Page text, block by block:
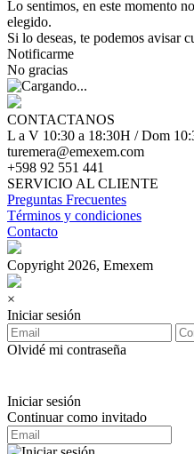
Lo sentimos, en este momento
elegido.
Si lo deseas, te podemos avisar
Notificarme
No gracias
CONTACTANOS
L a V 10:30 a 18:30H / Dom
turemera@emexem.com
+598 92 551 441
SERVICIO AL CLIENTE
Preguntas Frecuentes
Términos y condiciones
Contacto
Copyright 2026, Emexem
×
Iniciar sesión
Olvidé mi contraseña
Iniciar sesión
Continuar como invitado